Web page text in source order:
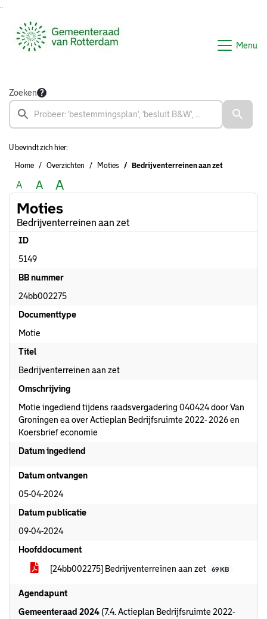
Menu
Zoeken
U bevindt zich hier:
Home Overzichten Moties Bedrijventerreinen aan zet
A A A
Moties
Bedrijventerreinen aan zet
ID
5149
BB nummer
24bb002275
Documenttype
Motie
Titel
Bedrijventerreinen aan zet
Omschrijving
Motie ingediend tijdens raadsvergadering 040424 door Van
Groningen ea over Actieplan Bedrijfsruimte 2022- 2026 en
Koersbrief economie
Datum ingediend
Datum ontvangen
05-04-2024
Datum publicatie
09-04-2024
Hoofddocument
[24bb002275] Bedrijventerreinen aan zet
69 KB
Agendapunt
Gemeenteraad 2024 (7.4. Actieplan Bedrijfsruimte 2022-